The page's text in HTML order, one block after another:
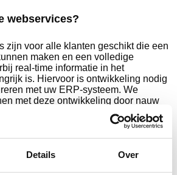
Details Over
webservices?
zijn voor alle klanten geschikt die een
maken en een volledige
real-time informatie in het
is. Hiervoor is ontwikkeling nodig
met uw ERP-systeem. We
met deze ontwikkeling door nauw
uw IT-organisatie en ERP-leverancier.
onze webservices u?